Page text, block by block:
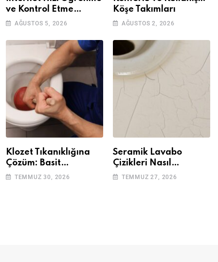
ve Kontrol Etme
Yöntemleri
AĞUSTOS 5, 2026
Köşe Takımları
AĞUSTOS 2, 2026
Klozet Tıkanıklığına
Çözüm: Basit
Adımlarla Klozetinizi
TEMMUZ 30, 2026
Seramik Lavabo
Çizikleri Nasıl
Giderilir? Adım Adım
TEMMUZ 27, 2026